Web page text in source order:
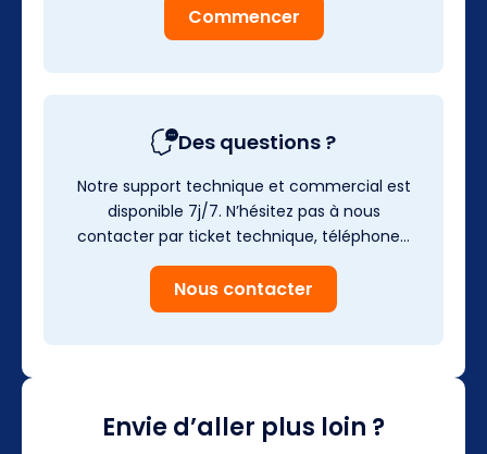
Commencer
Des questions ?
Notre support technique et commercial est
disponible 7j/7. N’hésitez pas à nous
contacter par ticket technique, téléphone…
Nous contacter
Envie d’aller plus loin ?